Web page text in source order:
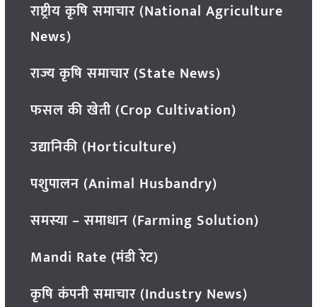
राष्ट्रीय कृषि समाचार (National Agriculture
News)
राज्य कृषि समाचार (State News)
फसल की खेती (Crop Cultivation)
उद्यानिकी (Horticulture)
पशुपालन (Animal Husbandry)
समस्या – समाधान (Farming Solution)
Mandi Rate (मंडी रेट)
कृषि कंपनी समाचार (Industry News)